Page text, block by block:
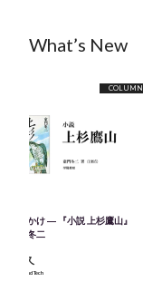
What’s New
COLUMN
きっかけ ― 『小説 上杉鷹山』
童門冬二
田憲久
会社Beer and Tech